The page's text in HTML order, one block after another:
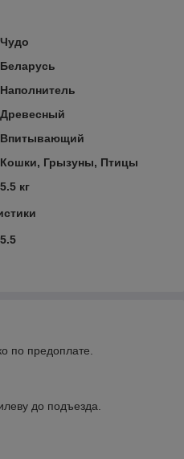
Чудо
Беларусь
Наполнитель
Древесный
Впитывающий
Кошки, Грызуны, Птицы
5.5 кг
5.5
по предоплате.
до подъезда.